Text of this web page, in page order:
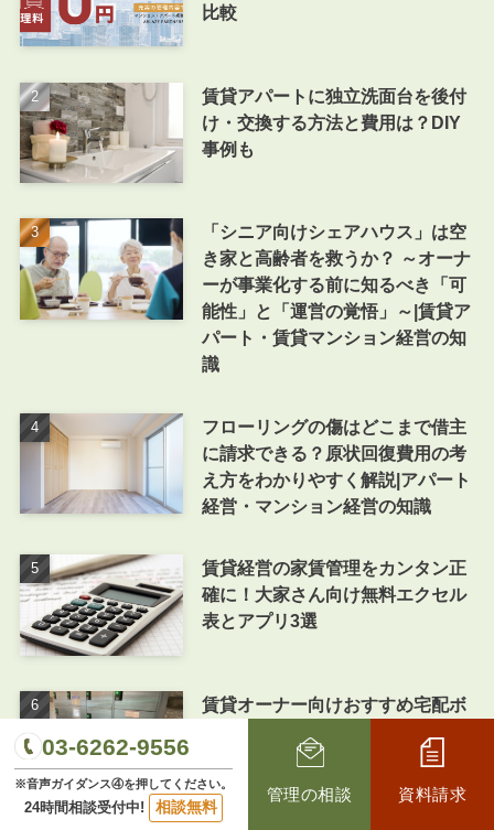
比較
賃貸アパートに独立洗面台を後付
け・交換する方法と費用は？DIY
事例も
「シニア向けシェアハウス」は空
き家と高齢者を救うか？ ～オーナ
ーが事業化する前に知るべき「可
能性」と「運営の覚悟」～|賃貸ア
パート・賃貸マンション経営の知
識
フローリングの傷はどこまで借主
に請求できる？原状回復費用の考
え方をわかりやすく解説|アパート
経営・マンション経営の知識
賃貸経営の家賃管理をカンタン正
確に！大家さん向け無料エクセル
表とアプリ3選
賃貸オーナー向けおすすめ宅配ボ
方・トラブル事例
03-6262-9556
※音声ガイダンス④を押してください。
24時間相談受付中! 相談無料
管理の相談 資料請求